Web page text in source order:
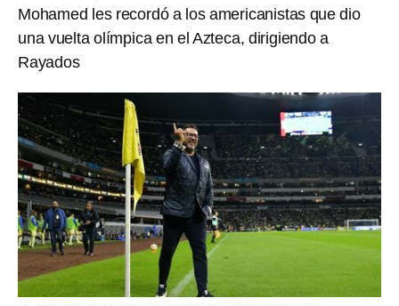
Mohamed les recordó a los americanistas que dio
una vuelta olímpica en el Azteca, dirigiendo a
Rayados